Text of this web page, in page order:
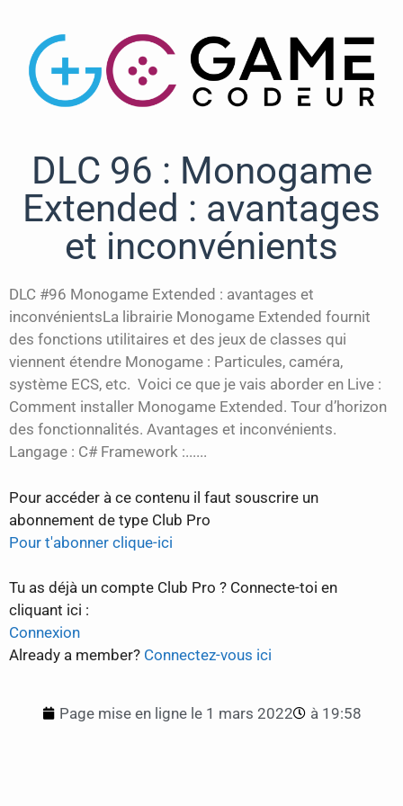
DLC 96 : Monogame
Extended : avantages
et inconvénients
DLC #96 Monogame Extended : avantages et
inconvénientsLa librairie Monogame Extended fournit
des fonctions utilitaires et des jeux de classes qui
viennent étendre Monogame : Particules, caméra,
système ECS, etc. Voici ce que je vais aborder en Live :
Comment installer Monogame Extended. Tour d’horizon
des fonctionnalités. Avantages et inconvénients.
Langage : C# Framework :......
Pour accéder à ce contenu il faut souscrire un
abonnement de type Club Pro
Pour t'abonner clique-ici
Tu as déjà un compte Club Pro ? Connecte-toi en
cliquant ici :
Connexion
Already a member? Connectez-vous ici
Page mise en ligne le 1 mars 2022 à 19:58